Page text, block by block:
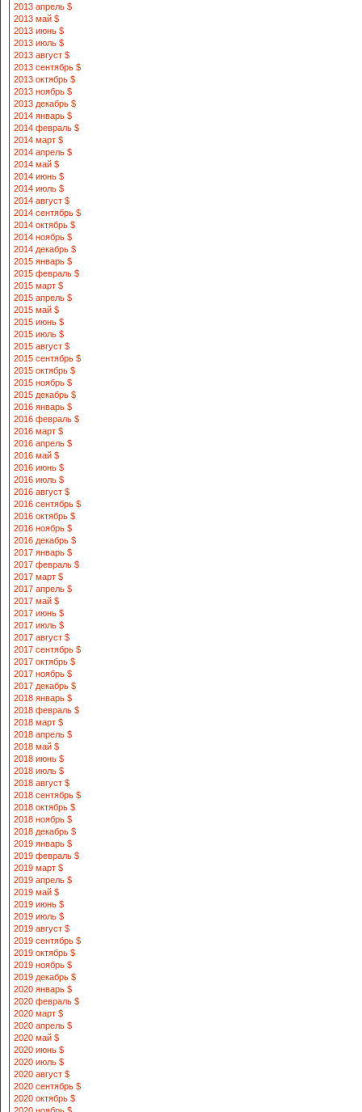
2013 апрель $
2013 май $
2013 июнь $
2013 июль $
2013 август $
2013 сентябрь $
2013 октябрь $
2013 ноябрь $
2013 декабрь $
2014 январь $
2014 февраль $
2014 март $
2014 апрель $
2014 май $
2014 июнь $
2014 июль $
2014 август $
2014 сентябрь $
2014 октябрь $
2014 ноябрь $
2014 декабрь $
2015 январь $
2015 февраль $
2015 март $
2015 апрель $
2015 май $
2015 июнь $
2015 июль $
2015 август $
2015 сентябрь $
2015 октябрь $
2015 ноябрь $
2015 декабрь $
2016 январь $
2016 февраль $
2016 март $
2016 апрель $
2016 май $
2016 июнь $
2016 июль $
2016 август $
2016 сентябрь $
2016 октябрь $
2016 ноябрь $
2016 декабрь $
2017 январь $
2017 февраль $
2017 март $
2017 апрель $
2017 май $
2017 июнь $
2017 июль $
2017 август $
2017 сентябрь $
2017 октябрь $
2017 ноябрь $
2017 декабрь $
2018 январь $
2018 февраль $
2018 март $
2018 апрель $
2018 май $
2018 июнь $
2018 июль $
2018 август $
2018 сентябрь $
2018 октябрь $
2018 ноябрь $
2018 декабрь $
2019 январь $
2019 февраль $
2019 март $
2019 апрель $
2019 май $
2019 июнь $
2019 июль $
2019 август $
2019 сентябрь $
2019 октябрь $
2019 ноябрь $
2019 декабрь $
2020 январь $
2020 февраль $
2020 март $
2020 апрель $
2020 май $
2020 июнь $
2020 июль $
2020 август $
2020 сентябрь $
2020 октябрь $